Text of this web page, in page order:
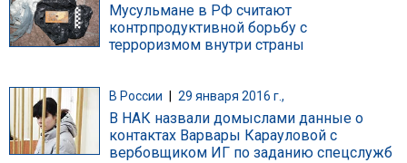
Мусульмане в РФ считают
контрпродуктивной борьбу с
терроризмом внутри страны
В России 29 января 2016 г.,
В НАК назвали домыслами данные о
контактах Варвары Карауловой с
вербовщиком ИГ по заданию спецслужб